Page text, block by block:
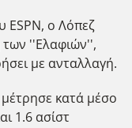
ο Λόπεζ
των ''Ελαφιών'',
με ανταλλαγή.
κατά μέσο
1.6 ασίστ